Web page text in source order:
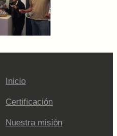
Inicio
Certificación
Nuestra misión